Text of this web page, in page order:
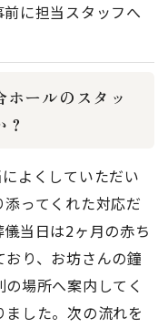
に担当スタッフへ
ールのスタッ
よくしていただい
ってくれた対応だ
当日は2ヶ月の赤ち
り、お坊さんの鐘
場所へ案内してく
した。次の流れを